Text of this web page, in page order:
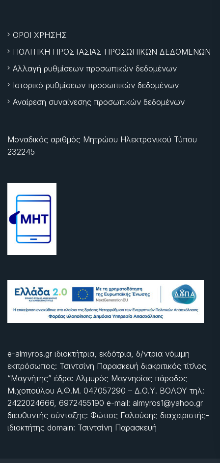
ΟΡΟΙ ΧΡΗΣΗΣ
ΠΟΛΙΤΙΚΗ ΠΡΟΣΤΑΣΙΑΣ ΠΡΟΣΩΠΙΚΩΝ ΔΕΔΟΜΕΝΩΝ
Αλλαγή ρυθμίσεων προσωπικών δεδομένων
Ιστορικό ρυθμίσεων προσωπικών δεδομένων
Αναίρεση συναίνεσης προσωπικών δεδομένων
Μοναδικός αριθμός Μητρώου Ηλεκτρονικού Τύπου
232245
e-almyros.gr ιδιοκτήτρια, εκδότρια, δ/ντρια νόμιμη
εκπρόσωπος: Τσιντσίνη Παρασκευή διακριτικός τίτλος
“Μαγνήτης” έδρα: Αλμυρός Μαγνησίας πάροδος
Μιχοπούλου Α.Φ.Μ. 047057290 – Δ.Ο.Υ. ΒΟΛΟΥ τηλ:
2422024666, 6972455190 e-mail: almyros1@yahoo.gr
διευθυντής σύνταξης: Φώτιος Γαλούσης διαχειριστής-
ιδιοκτήτης domain: Τσιντσίνη Παρασκευή